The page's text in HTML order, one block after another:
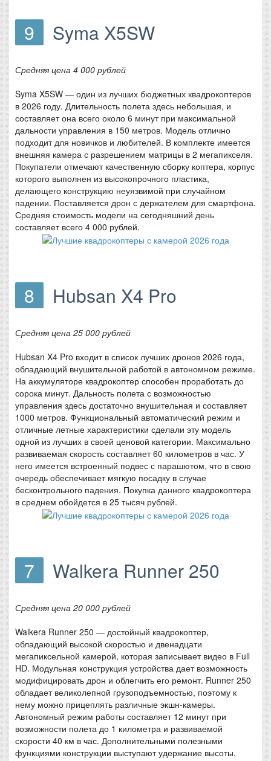
9 Syma X5SW
Средняя цена 4 000 рублей
Syma X5SW — один из лучших бюджетных квадрокоптеров
в 2026 году. Длительность полета здесь небольшая, и
составляет она всего около 6 минут при максимальной
дальности управления в 150 метров. Модель отлично
подходит для новичков и любителей. В комплекте имеется
внешняя камера с разрешением матрицы в 2 мегапикселя.
Покупатели отмечают качественную сборку коптера, корпус
которого выполнен из высокопрочного пластика,
делающего конструкцию неуязвимой при случайном
падении. Поставляется дрон с держателем для смартфона.
Средняя стоимость модели на сегодняшний день
составляет всего 4 000 рублей.
8 Hubsan X4 Pro
Средняя цена 25 000 рублей
Hubsan X4 Pro входит в список лучших дронов 2026 года,
обладающий внушительной работой в автономном режиме.
На аккумуляторе квадрокоптер способен проработать до
сорока минут. Дальность полета с возможностью
управления здесь достаточно внушительная и составляет
1000 метров. Функциональный автоматический режим и
отличные летные характеристики сделали эту модель
одной из лучших в своей ценовой категории. Максимально
развиваемая скорость составляет 60 километров в час. У
него имеется встроенный подвес с парашютом, что в свою
очередь обеспечивает мягкую посадку в случае
бесконтрольного падения. Покупка данного квадрокоптера
в среднем обойдется в 25 тысяч рублей.
7 Walkera Runner 250
Средняя цена 20 000 рублей
Walkera Runner 250 — достойный квадрокоптер,
обладающий высокой скоростью и двенадцати
мегапиксельной камерой, которая записывает видео в Full
HD. Модульная конструкция устройства дает возможность
модифицировать дрон и облегчить его ремонт. Runner 250
обладает великолепной грузоподъемностью, поэтому к
нему можно прицеплять различные экшн-камеры.
Автономный режим работы составляет 12 минут при
возможности полета до 1 километра и развиваемой
скорости 40 км в час. Дополнительными полезными
функциями конструкции выступают удержание высоты,